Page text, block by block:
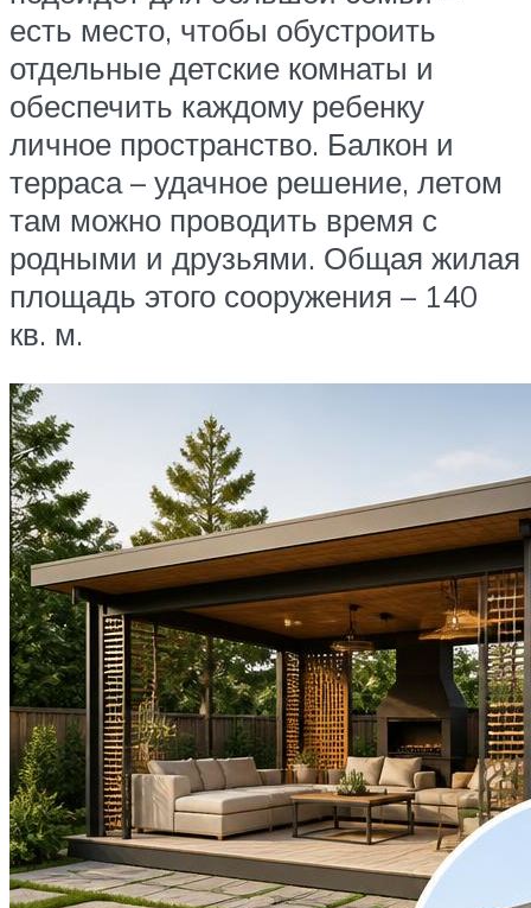
есть место, чтобы обустроить
отдельные детские комнаты и
обеспечить каждому ребенку
личное пространство. Балкон и
терраса – удачное решение, летом
там можно проводить время с
родными и друзьями. Общая жилая
площадь этого сооружения – 140
кв. м.